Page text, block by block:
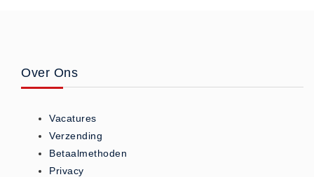
Diensten
RI&E
Bedrijfsnoodplannen
Over Ons
Vacatures
Verzending
Betaalmethoden
Privacy